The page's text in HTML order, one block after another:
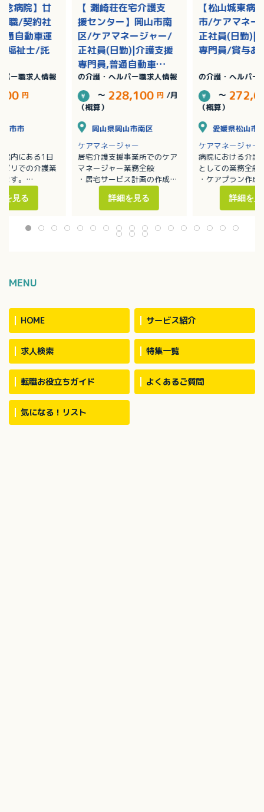
【 灘崎荘在宅介護支
援センター】岡山市南
区/ケアマネージャー/
正社員(日勤)|介護支援
専門員,普通自動車運
転免許/残業なし
の介護・ヘルパー職求人情報
～ 228,100 円 /月
（概算）
岡山県岡山市南区
ケアマネージャー
居宅介護支援事業所でのケア
マネージャー業務全般
・居宅サービス計画の作成
・利用者の実態把握
・担当者会議の開催
・適切な居宅介護サービス提
供に向けた活動
詳細を見る
【松山城東病
市/ケアマネー
正社員(日勤)|
専門員/賞与あ
の介護・ヘルパー
～
（概算）
愛媛県松山市
ケアマネージャー
病院における介護
としての業務全般
・ケアプラン作成
・モニタリング業
・介護保険の申
詳細を見
念病院】廿
職/契約社
通自動車運
福祉士/託
ー職求人情報
円
市市
内にある1日
リでの介護業
す。
排泄・入浴介
リハビリ業務全
を見る
MENU
HOME サービス紹介
求人検索 特集一覧
転職お役立ちガイド よくあるご質問
気になる！リスト